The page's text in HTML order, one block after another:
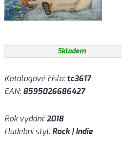
Skladem
Katalogové číslo:tc3617
EAN:8595026686427
Rok vydání:2018
Hudební styl:Rock | Indie